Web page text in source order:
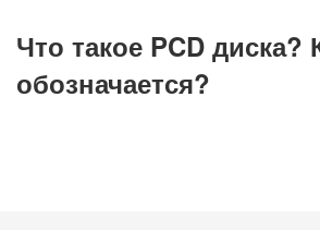
Что такое PCD диска?
обозначается?